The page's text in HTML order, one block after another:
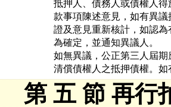
抵押人、債務人或債權人
款事項陳述意見，如有異
證及意見重新核計，如認
為確定，並通知異議人。
如無異議，公正第三人屆
清償債權人之抵押債權。
第 五 節 再行